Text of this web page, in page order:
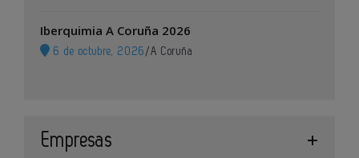
Iberquimia A Coruña 2026
6 de octubre, 2026 /A Coruña
Empresas